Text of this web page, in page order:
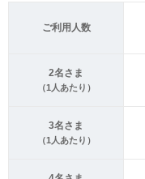
ご利用人数
2名さま
（1人あたり）
3名さま
（1人あたり）